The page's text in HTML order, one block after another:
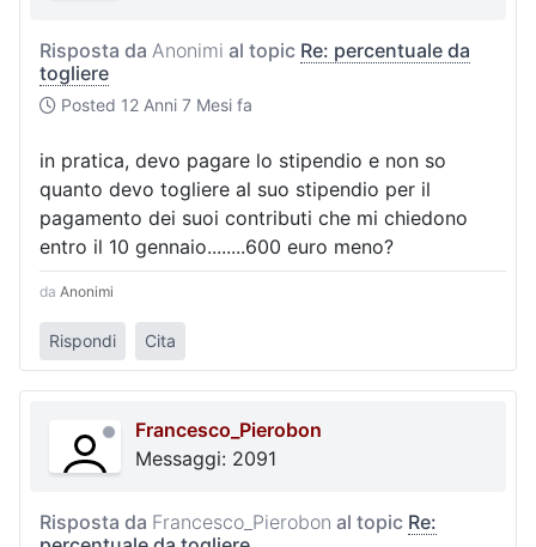
Risposta da Anonimi al topic Re: percentuale da
togliere
Posted 12 Anni 7 Mesi fa
in pratica, devo pagare lo stipendio e non so
quanto devo togliere al suo stipendio per il
pagamento dei suoi contributi che mi chiedono
entro il 10 gennaio........600 euro meno?
da Anonimi
Rispondi Cita
Francesco_Pierobon
Messaggi: 2091
Risposta da Francesco_Pierobon al topic Re: